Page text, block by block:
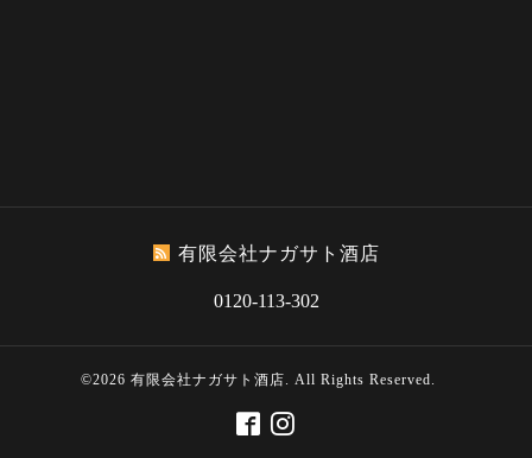
有限会社ナガサト酒店
0120-113-302
©2026 有限会社ナガサト酒店. All Rights Reserved.